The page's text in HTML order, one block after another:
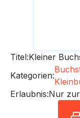
Titel:Kleiner
Kategorien:
Erlaubnis:Nur